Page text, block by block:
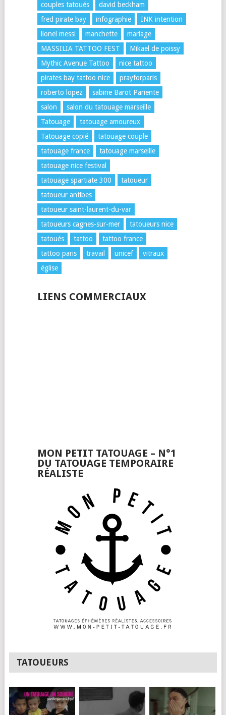
couples tatoués
david beckham
fred pirate bay
infographie
INK intention
lionel messi
manchette
mariage
MASSILIA TATTOO FEST
Mikael de poissy
Mythic Avenue Tattoo
nice tattoo
pirates bay tattoo nice
prayforparis
roberto lopez
sabine Barot Pariente
salon
salon du tatouage marseille
Tatouage
tatouage amoureux
Tatouage copié
tatouage couple
tatouage france
tatouage marseille
tatouage nice festival
tatouage spartiate 300
tatoueur
tatoueur antibes
tatoueur saint-laurent-du-var
tatoueurs cagnes-sur-mer
tatoueurs nice
tatoués
tattoo
tattoo france
tattoo paris
travail unicef
vitraux
église
LIENS COMMERCIAUX
MON PETIT TATOUAGE – N°1
DU TATOUAGE TEMPORAIRE
RÉALISTE
TATOUEURS